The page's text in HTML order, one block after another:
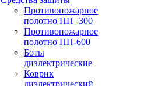
Противопожарное
полотно ПП -300
Противопожарное
полотно ПП-600
Боты
диэлектрические
Коврик
диэлектрический